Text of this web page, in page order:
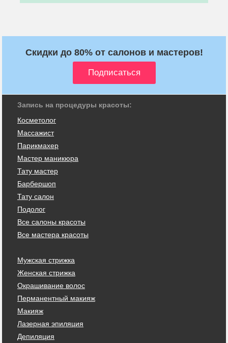
Скидки до 80% от салонов и мастеров!
Запись на процедуры красоты:
Косметолог
Массажист
Парикмахер
Мастер маникюра
Тату мастер
Барбершоп
Тату салон
Подолог
Все салоны красоты
Все мастера красоты
Мужская стрижка
Женская стрижка
Окрашивание волос
Перманентный макияж
Макияж
Лазерная эпиляция
Депиляция